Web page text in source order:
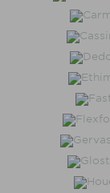
Hersteller